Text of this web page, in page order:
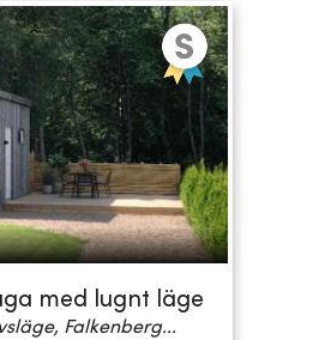
med lugnt läge
Falkenberg...